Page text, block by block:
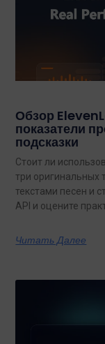
Обзор
показатели
подсказки
Стоит ли
три оригинальных
текстами песен и
API и оцените
Читать Далее